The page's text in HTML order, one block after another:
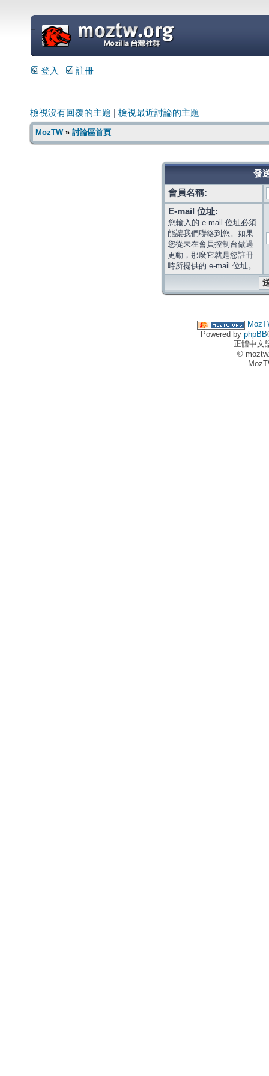
=
登入 註冊
檢視沒有回覆的主題 檢視最近討論的主題
MozTW» 討論區首頁
發
會員名稱:
E-mail 位址:
您輸入的 e-mail 位址必須
能讓我們聯絡到您。如果
您從未在會員控制台做過
更動，那麼它就是您註冊
時所提供的 e-mail 位址。
Powered by phpBB
正體中文
©